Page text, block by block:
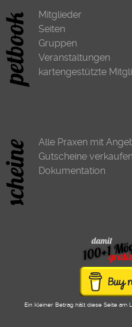
Mitglieder
Seiten
Gruppen
Veranstaltungen
kartengestützte
Alle Praxen mit
Gutscheine verkaufen
Dokumentation
Ein kleiner Betrag hält diese Seite am